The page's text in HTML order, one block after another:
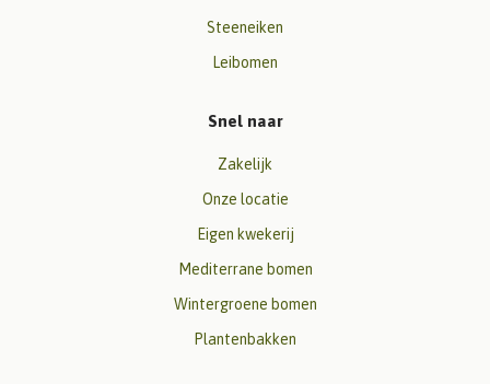
Steeneiken
Leibomen
Snel naar
Zakelijk
Onze locatie
Eigen kwekerij
Mediterrane bomen
Wintergroene bomen
Plantenbakken